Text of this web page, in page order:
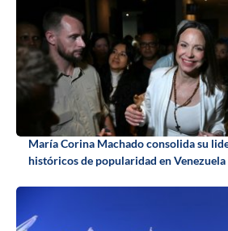
María Corina Machado consolida su
históricos de popularidad en Venezuela